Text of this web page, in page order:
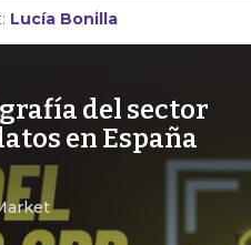
Lucía Bonilla
del sector
en España